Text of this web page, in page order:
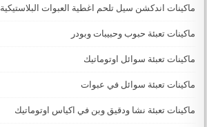
ماكينات اندكشن سيل تلحم اغطية العبوات البلاستيكية
ماكينات تعبئة حبوب وحبيبات وبودر
ماكينات تعبئة سوائل اوتوماتيك
ماكينات تعبئة سوائل في عبوات
ماكينات تعبئة نشا ودقيق وبن في اكياس اوتوماتيك